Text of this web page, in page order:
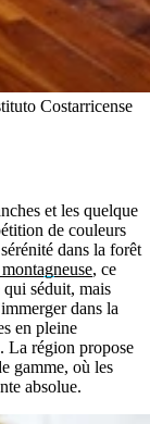
Costarricense
et les quelque
de couleurs
dans la forêt
, ce
qui séduit, mais
dans la
en pleine
La région propose
gamme, où les
absolue.